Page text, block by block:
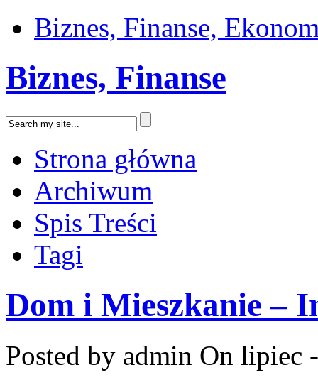
Biznes, Finanse,
Biznes, Finanse
Strona główna
Archiwum
Spis Treści
Tagi
Dom i Mieszkanie –
Posted by admin On lipiec